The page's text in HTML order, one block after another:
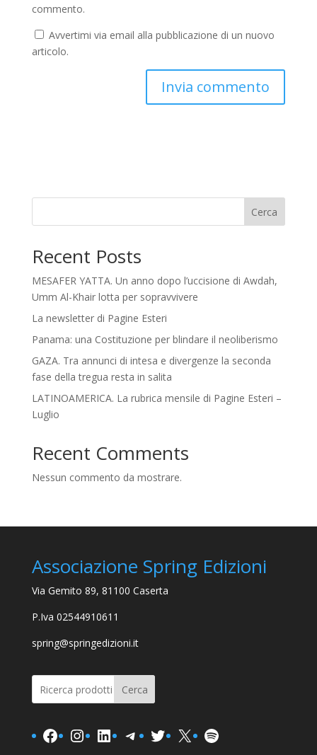
commento.
Avvertimi via email alla pubblicazione di un nuovo
articolo.
Cerca
Recent Posts
MESAFER YATTA. Un anno dopo l’uccisione di Awdah,
Umm Al-Khair lotta per sopravvivere
La newsletter di Pagine Esteri
Panama: una Costituzione per blindare il neoliberismo
GAZA. Tra annunci di intesa e divergenze la seconda
fase della tregua resta in salita
LATINOAMERICA. La rubrica mensile di Pagine Esteri –
Luglio
Recent Comments
Nessun commento da mostrare.
Associazione Spring Edizioni
Via Gemito 89, 81100 Caserta
P.Iva 02544910611
spring@springedizioni.it
Cerca
Facebook
Instagram
LinkedIn
Telegram
Twitter
X Spotify